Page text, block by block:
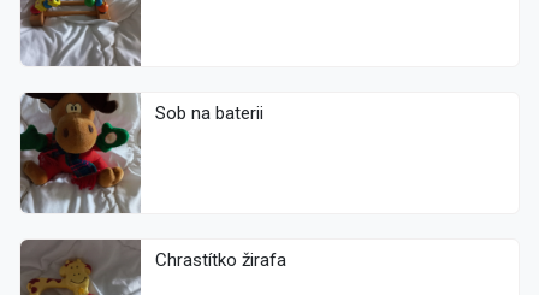
Sob na baterii
Chrastítko žirafa